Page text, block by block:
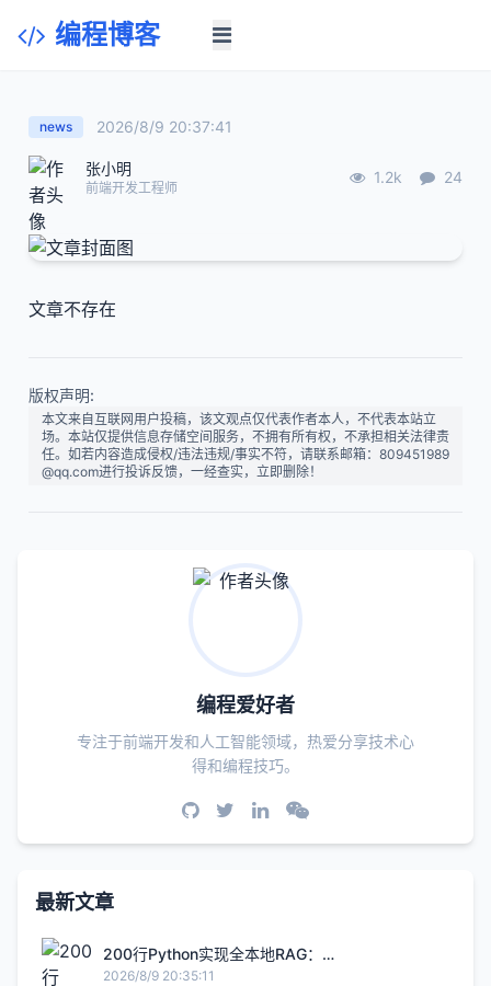
编程博客
news 2026/8/9 20:37:41
张小明
前端开发工程师
1.2k 24
文章不存在
版权声明:
本文来自互联网用户投稿，该文观点仅代表作者本人，不代表本站立
场。本站仅提供信息存储空间服务，不拥有所有权，不承担相关法律责
任。如若内容造成侵权/违法违规/事实不符，请联系邮箱：809451989
@qq.com进行投诉反馈，一经查实，立即删除！
编程爱好者
专注于前端开发和人工智能领域，热爱分享技术心
得和编程技巧。
最新文章
200行Python实现全本地RAG：
Ollama+ChromaDB搭建检索增强生成系统
2026/8/9 20:35:11